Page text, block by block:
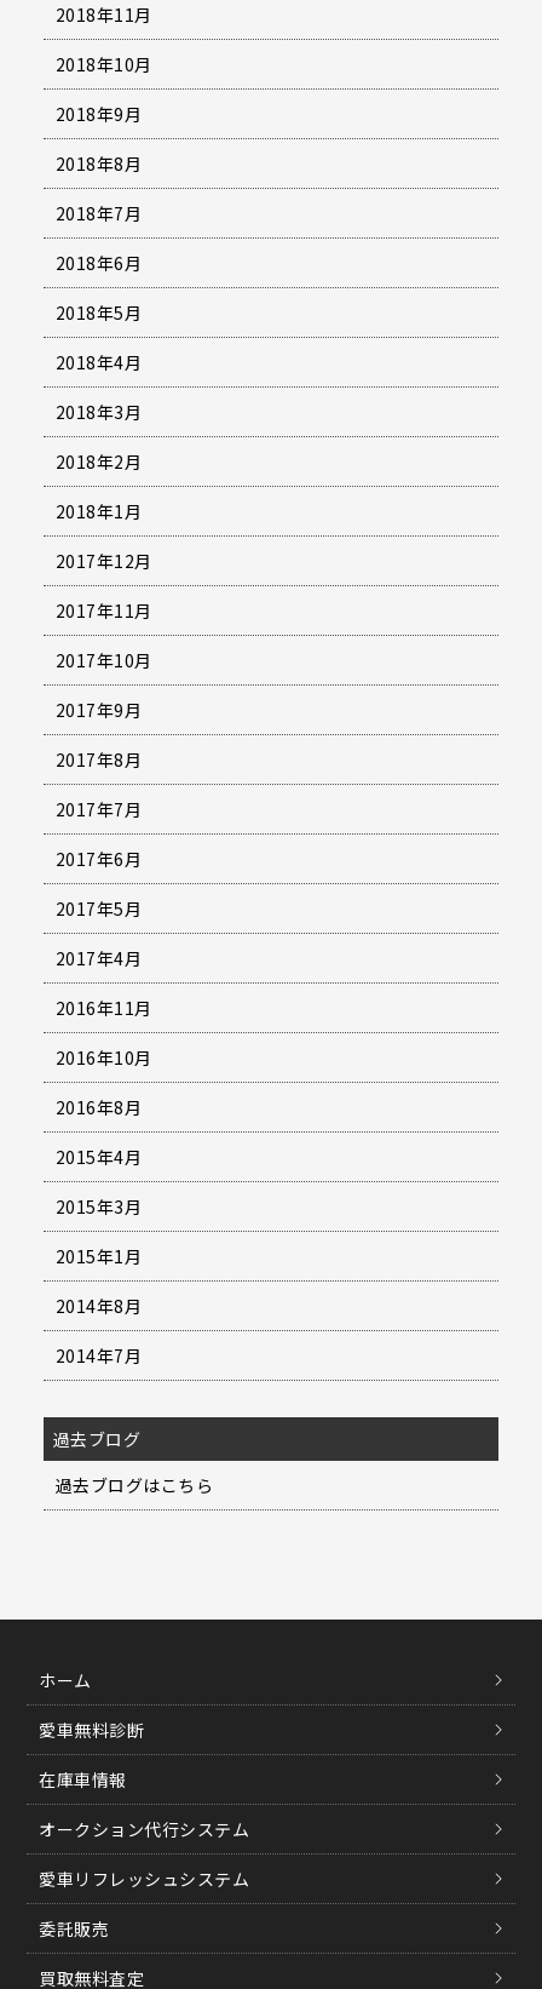
2018年11月
2018年10月
2018年9月
2018年8月
2018年7月
2018年6月
2018年5月
2018年4月
2018年3月
2018年2月
2018年1月
2017年12月
2017年11月
2017年10月
2017年9月
2017年8月
2017年7月
2017年6月
2017年5月
2017年4月
2016年11月
2016年10月
2016年8月
2015年4月
2015年3月
2015年1月
2014年8月
2014年7月
過去ブログ
過去ブログはこちら
ホーム
愛車無料診断
在庫車情報
オークション代行システム
愛車リフレッシュシステム
委託販売
買取無料査定